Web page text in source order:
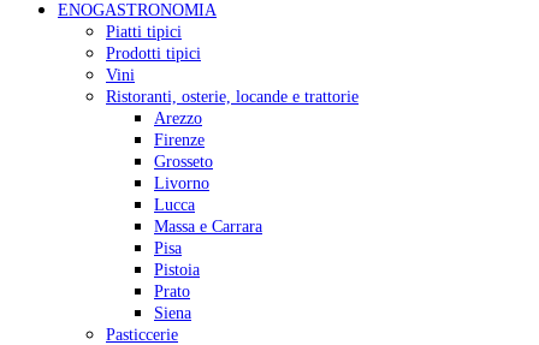
ENOGASTRONOMIA
Piatti tipici
Prodotti tipici
Vini
Ristoranti, osterie, locande e trattorie
Arezzo
Firenze
Grosseto
Livorno
Lucca
Massa e Carrara
Pisa
Pistoia
Prato
Siena
Pasticcerie